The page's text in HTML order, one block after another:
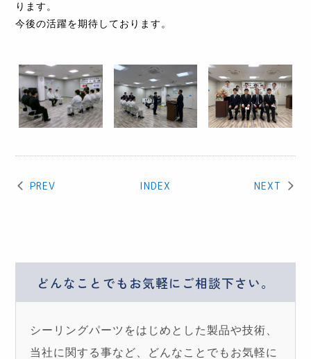
ります。
今後の活躍を期待しております。
PREV INDEX NEXT
どんなことでもお気軽に ご相談下さい。
シーリングパーツをはじめとした製品や技術、
当社に関する事など、どんなことでもお気軽に